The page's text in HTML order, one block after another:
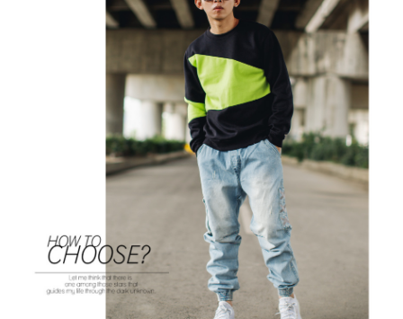
４．使用「AFTEE先享後付」時，將依據個別帳號之用戶狀況，依本公司即
時審查核予不同之上限額度；若仍有額度不足之情形，本公司將視審查結果
５．嚴禁一人註冊多個帳號或使用他人資訊註冊。若發現惡意使用之情形，
恩沛科技股份有限公司將有權停止該用戶之使用額度並採取法律行動。